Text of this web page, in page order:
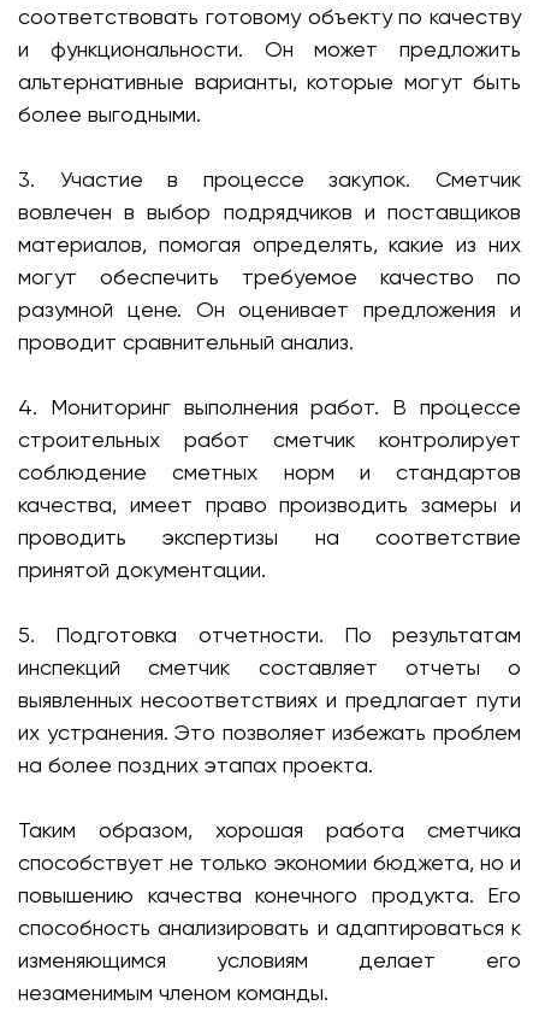
соответствовать готовому объекту по качеству
и функциональности. Он может предложить
альтернативные варианты, которые могут быть
более выгодными.
3. Участие в процессе закупок. Сметчик
вовлечен в выбор подрядчиков и поставщиков
материалов, помогая определять, какие из них
могут обеспечить требуемое качество по
разумной цене. Он оценивает предложения и
проводит сравнительный анализ.
4. Мониторинг выполнения работ. В процессе
строительных работ сметчик контролирует
соблюдение сметных норм и стандартов
качества, имеет право производить замеры и
проводить экспертизы на соответствие
принятой документации.
5. Подготовка отчетности. По результатам
инспекций сметчик составляет отчеты о
выявленных несоответствиях и предлагает пути
их устранения. Это позволяет избежать проблем
на более поздних этапах проекта.
Таким образом, хорошая работа сметчика
способствует не только экономии бюджета, но и
повышению качества конечного продукта. Его
способность анализировать и адаптироваться к
изменяющимся условиям делает его
незаменимым членом команды.